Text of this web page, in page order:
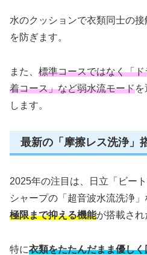
水のクッションで衣類同士の
を防ぎます。
また、 標準コースではなく「
着コース」など弱水流モード
します。
最新の「摩擦レス洗浄」
2025年の注目は、日立「ビー
シャープの「超音波水流洗浄」
極限まで抑える機能が搭載され
特に衣類をたたんだまま優しく